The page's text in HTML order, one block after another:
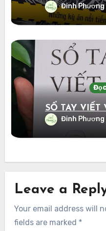
Đinh Phương
SỔ TAY VIẾT
Đinh Phương
Leave a
Your email address will
fields are marked *